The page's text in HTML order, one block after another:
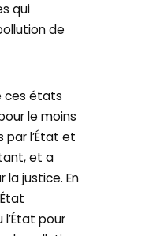
qui
de
ces états
le moins
l’État et
et a
justice. En
pour